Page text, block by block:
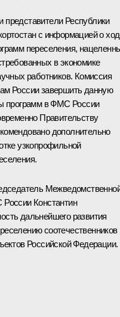
Республики
с информацией о
переселения,
в экономике
работников. Комиссия
России завершить данную
программ в ФМС России
Правительству
дополнительно
узкопрофильной
Константин
дальнейшего развития
соотечественников
Российской Федерации.